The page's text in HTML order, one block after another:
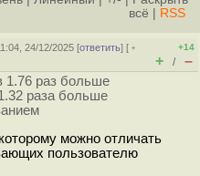
всё
RSS
24/12/2025 [ответить] [ ﹢
+14
+ / –
1.76 раз больше
раза больше
можно отличать
пользователю